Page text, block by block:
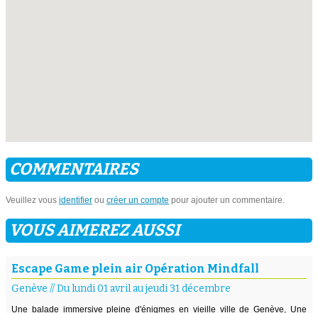
COMMENTAIRES
Veuillez vous identifier ou créer un compte pour ajouter un commentaire.
VOUS AIMEREZ AUSSI
Escape Game plein air Opération Mindfall
Genève //Du lundi 01 avril au jeudi 31 décembre
Une balade immersive pleine d'énigmes en vieille ville de Genève, Une